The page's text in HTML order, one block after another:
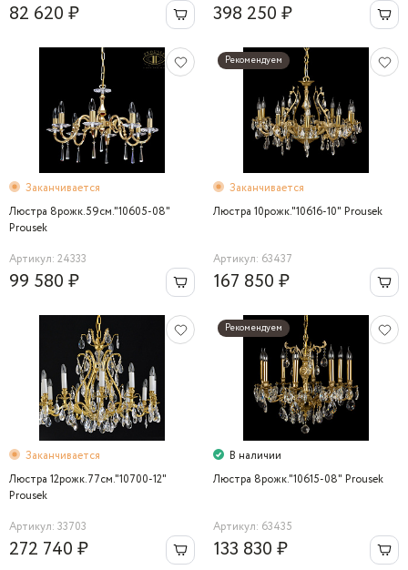
82 620 ₽ 398 250 ₽
Заканчивается
Люстра 8рожк.59см."10605-08"
Prousek
Артикул: 24333
99 580 ₽
Рекомендуем
Заканчивается
Люстра 10рожк."10616-10" Prousek
Артикул: 63437
167 850 ₽
Заканчивается
Люстра 12рожк.77см."10700-12"
Prousek
Артикул: 33703
272 740 ₽
Рекомендуем
В наличии
Люстра 8рожк."10615-08" Prousek
Артикул: 63435
133 830 ₽